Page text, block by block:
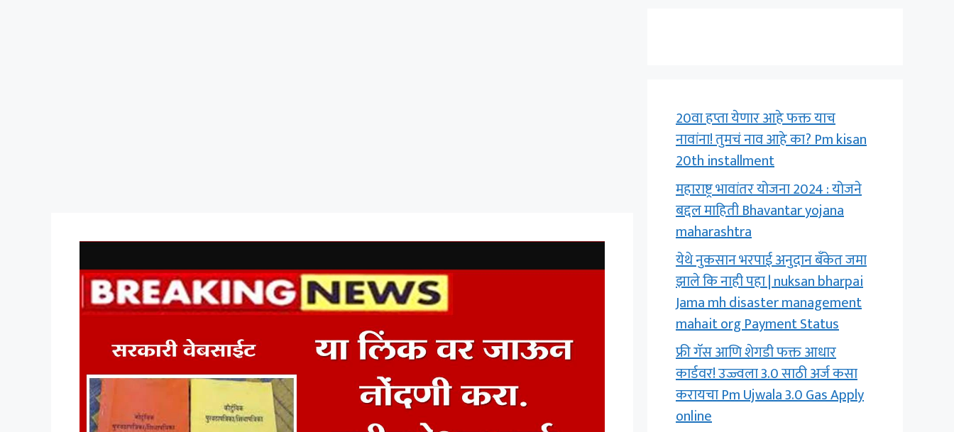
20वा हप्ता येणार आहे फक्त याच
नावांना! तुमचं नाव आहे का? Pm kisan
20th installment
महाराष्ट्र भावांतर योजना 2024 : योजने
बद्दल माहिती Bhavantar yojana
maharashtra
येथे नुकसान भरपाई अनुदान बँकेत जमा
झाले कि नाही पहा | nuksan bharpai
Jama mh disaster management
mahait org Payment Status
फ्री गॅस आणि शेगडी फक्त आधार
कार्डवर! उज्ज्वला 3.0 साठी अर्ज कसा
करायचा Pm Ujwala 3.0 Gas Apply
online